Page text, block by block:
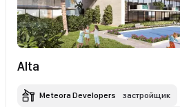
Alta
Meteora Developers застройщик